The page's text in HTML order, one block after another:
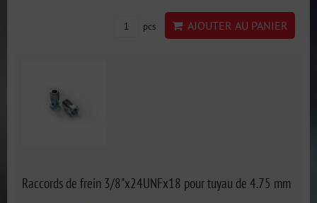
pcs AJOUTER AU PANIER
Raccords de frein 3/8"x24UNFx18 pour tuyau de 4.75 mm